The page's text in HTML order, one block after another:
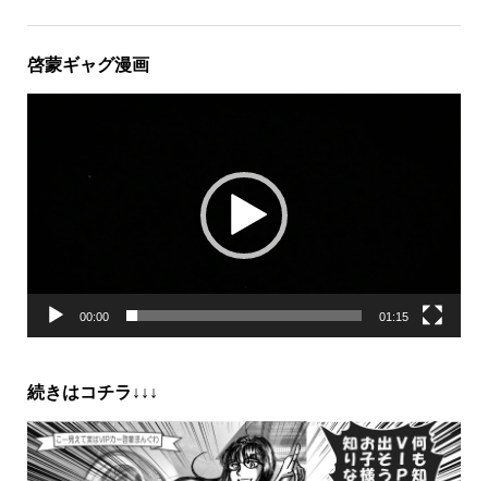
啓蒙ギャグ漫画
00:00 01:15
続きはコチラ↓↓↓